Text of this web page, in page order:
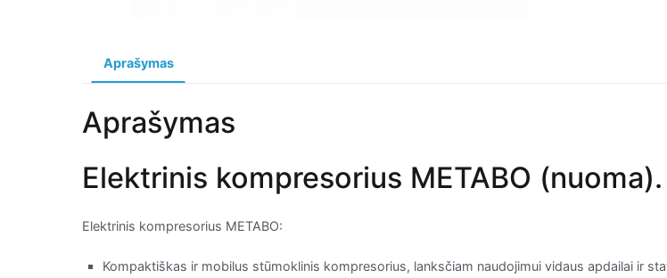
Aprašymas
Aprašymas
Elektrinis kompresorius METABO
Elektrinis kompresorius METABO:
Kompaktiškas ir mobilus stūmoklinis kompresorius, lanksčiam naudojimui vidaus apdailai ir